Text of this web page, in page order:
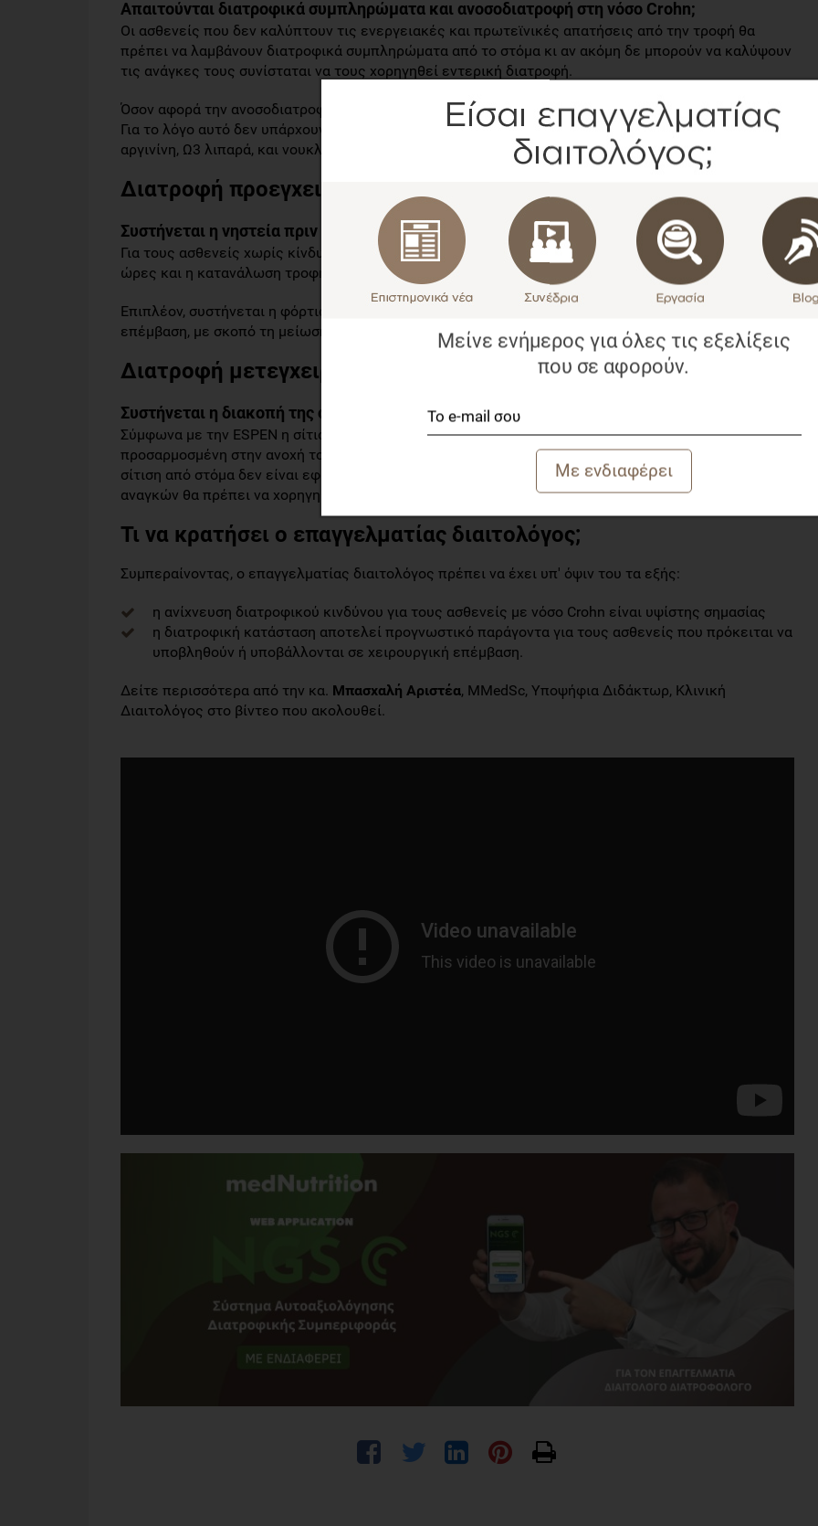
Απαιτούνται διατροφικά συμπληρώματα και ανοσοδιατροφή στη νόσο Crohn;
Οι ασθενείς που δεν καλύπτουν τις ενεργειακές και πρωτεϊνικές απατήσεις από την τροφή θα
πρέπει να λαμβάνουν διατροφικά συμπληρώματα από το στόμα κι αν ακόμη δε μπορούν να καλύψουν
τις ανάγκες τους συνίσταται να τους χορηγηθεί εντερική διατροφή.
Όσον αφορά την ανοσοδιατροφή φαίνεται πως δεν υπερτερεί έναντι των συμβατικών σκευασμάτων.
Για το λόγο αυτό δεν υπάρχουν ενδείξεις για τη χρήση ειδικών σκευασμάτων εμπλουτισμένων με
αργινίνη, Ω3 λιπαρά, και νουκλεοτίδια στους ασθενείς αυτούς.
Διατροφή προεγχειρητικά της νόσου Crohn
Συστήνεται η νηστεία πριν την επέμβαση;
Για τους ασθενείς χωρίς κίνδυνο εισρόφησης συστήνεται η κατανάλωση διαυγών υγρών έως και 2
ώρες και η κατανάλωση τροφής έως και 6 ώρες πριν την αναισθησία.
Επιπλέον, συστήνεται η φόρτιση υδατανθράκων από την προηγούμενη νύχτα και 2 ώρες πριν την
επέμβαση, με σκοπό τη μείωση του αισθήματος δυσφορίας μετεγχειρητικά.
Διατροφή μετεγχειρητικά της νόσου Crohn
Συστήνεται η διακοπή της σίτισης από το στόμα;
Σύμφωνα με την ESPEN η σίτιση από το στόμα πρέπει να συνεχίζεται και μετεγχειρητικά
προσαρμοσμένη στην ανοχή τους ασθενούς και τον τύπο της επέμβασης. Απεναντίας, εφόσον η
σίτιση από στόμα δεν είναι εφικτή ή καλύπτει ποσοστό μικρότερο από το 50% των ενεργειακών
αναγκών θα πρέπει να χορηγηθεί σίτιση μέσω καθετήρα.
Τι να κρατήσει ο επαγγελματίας διαιτολόγος;
Συμπεραίνοντας, ο επαγγελματίας διαιτολόγος πρέπει να έχει υπ' όψιν του τα εξής:
η ανίχνευση διατροφικού κινδύνου για τους ασθενείς με νόσο Crohn είναι υψίστης σημασίας
η διατροφική κατάσταση αποτελεί προγνωστικό παράγοντα για τους ασθενείς που πρόκειται να
υποβληθούν ή υποβάλλονται σε χειρουργική επέμβαση.
Δείτε περισσότερα από την κα. Μπασχαλή Αριστέα, MMedSc, Υποψήφια Διδάκτωρ, Κλινική
Διαιτολόγος στο βίντεο που ακολουθεί.
Μείνε ενήμερος για όλες τις εξελίξεις
που σε αφορούν.